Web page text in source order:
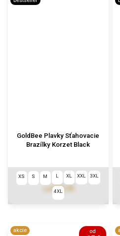
GoldBee Plavky Sťahovacie
Brazílky Korzet Black
€49,10
XS S M L XL XXL 3XL
4XL
akcie
od